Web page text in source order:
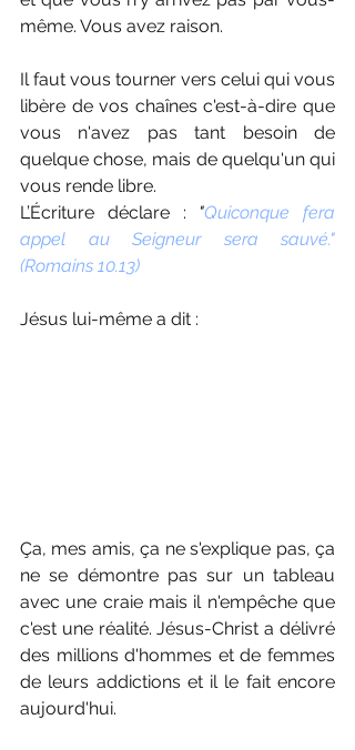
même. Vous avez raison.
Il faut vous tourner vers celui qui vous
libère de vos chaînes c'est-à-dire que
vous n'avez pas tant besoin de
quelque chose, mais de quelqu'un qui
vous rende libre.
L’Écriture déclare : "Quiconque fera
appel au Seigneur sera sauvé."
(Romains 10.13)
Jésus lui-même a dit :
Ça, mes amis, ça ne s'explique pas, ça
ne se démontre pas sur un tableau
avec une craie mais il n'empêche que
c'est une réalité. Jésus-Christ a délivré
des millions d'hommes et de femmes
de leurs addictions et il le fait encore
aujourd'hui.